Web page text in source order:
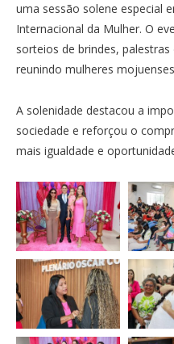
uma sessão solene especial
Internacional da Mulher. O
sorteios de brindes,
reunindo mulheres
A solenidade destacou a
sociedade e reforçou o
mais igualdade e